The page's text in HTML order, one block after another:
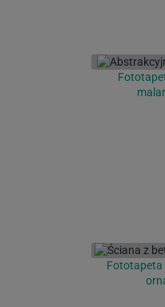
Fototapeta